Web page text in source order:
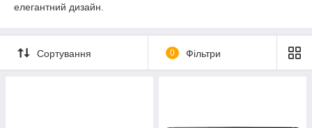
елегантний дизайн.
Сортування 0 Фільтри